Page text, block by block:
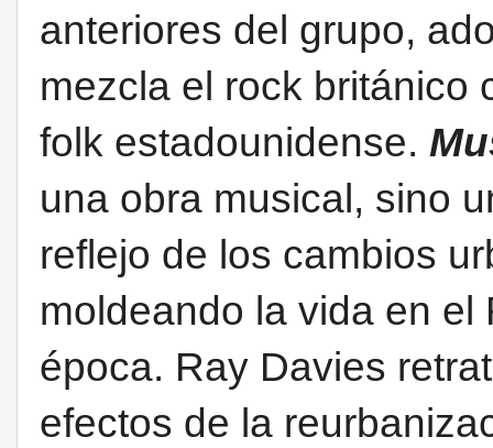
anteriores del grupo,
mezcla el rock británico
folk estadounidense.
una obra musical, sino
reflejo de los cambios
moldeando la vida en
época. Ray Davies
efectos de la